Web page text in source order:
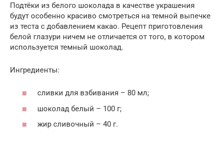
Подтёки из белого шоколада в качестве украшения
будут особенно красиво смотреться на темной выпечке
из теста с добавлением какао. Рецепт приготовления
белой глазури ничем не отличается от того, в котором
используется темный шоколад.
Ингредиенты:
сливки для взбивания – 80 мл;
шоколад белый – 100 г;
жир сливочный – 40 г.